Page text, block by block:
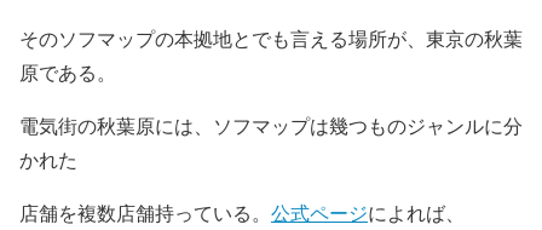
そのソフマップの本拠地とでも言える場所が、東京の秋葉
原である。
電気街の秋葉原には、ソフマップは幾つものジャンルに分
かれた
店舗を複数店舗持っている。 公式ページによれば、